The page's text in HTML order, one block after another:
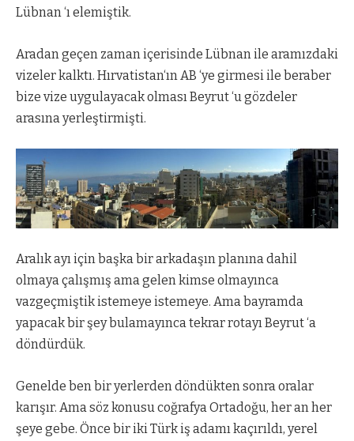
Lübnan ‘ı elemiştik.
Aradan geçen zaman içerisinde Lübnan ile aramızdaki
vizeler kalktı. Hırvatistan‘ın AB ‘ye girmesi ile beraber
bize vize uygulayacak olması Beyrut ‘u gözdeler
arasına yerleştirmişti.
Aralık ayı için başka bir arkadaşın planına dahil
olmaya çalışmış ama gelen kimse olmayınca
vazgeçmiştik istemeye istemeye. Ama bayramda
yapacak bir şey bulamayınca tekrar rotayı Beyrut ‘a
döndürdük.
Genelde ben bir yerlerden döndükten sonra oralar
karışır. Ama söz konusu coğrafya Ortadoğu, her an her
şeye gebe. Önce bir iki Türk iş adamı kaçırıldı, yerel